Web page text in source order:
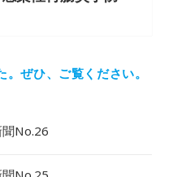
。ぜひ、ご覧ください。
No.26